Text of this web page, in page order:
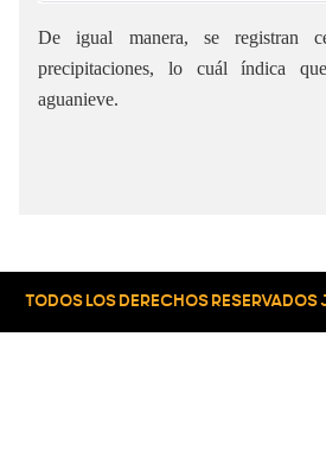
De igual manera, se registran
precipitaciones, lo cuál índica
aguanieve.
TODOS LOS DERECHOS